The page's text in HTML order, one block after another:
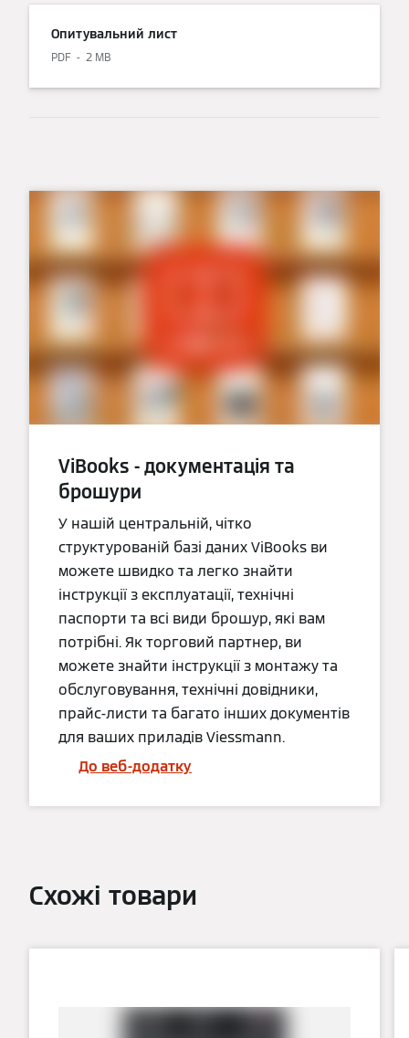
Опитувальний лист
PDF 2 MB
ViBooks - документація та
брошури
У нашій центральній, чітко
структурованій базі даних ViBooks ви
можете швидко та легко знайти
інструкції з експлуатації, технічні
паспорти та всі види брошур, які вам
потрібні. Як торговий партнер, ви
можете знайти інструкції з монтажу та
обслуговування, технічні довідники,
прайс-листи та багато інших документів
для ваших приладів Viessmann.
До веб-додатку
Схожі товари